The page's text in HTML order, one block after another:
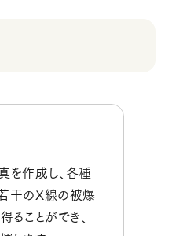
を作成し、各種
干のX線の被爆
ることができ、